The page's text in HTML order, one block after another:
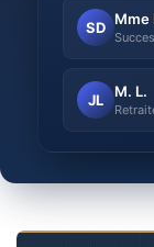
SD
Mme
JL
M. L.